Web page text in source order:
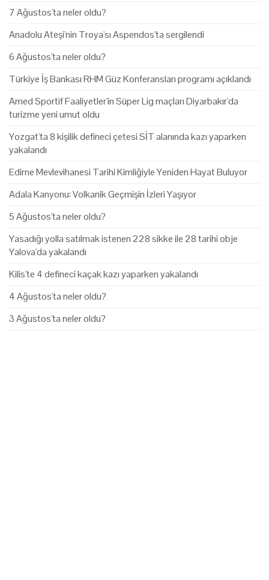
7 Ağustos'ta neler oldu?
Anadolu Ateşi'nin Troya'sı Aspendos'ta sergilendi
6 Ağustos'ta neler oldu?
Türkiye İş Bankası RHM Güz Konferansları programı açıklandı
Amed Sportif Faaliyetler'in Süper Lig maçları Diyarbakır'da
turizme yeni umut oldu
Yozgat'ta 8 kişilik defineci çetesi SİT alanında kazı yaparken
yakalandı
Edirne Mevlevihanesi Tarihi Kimliğiyle Yeniden Hayat Buluyor
Adala Kanyonu: Volkanik Geçmişin İzleri Yaşıyor
5 Ağustos'ta neler oldu?
Yasadığı yolla satılmak istenen 228 sikke ile 28 tarihi obje
Yalova'da yakalandı
Kilis'te 4 defineci kaçak kazı yaparken yakalandı
4 Ağustos'ta neler oldu?
3 Ağustos'ta neler oldu?